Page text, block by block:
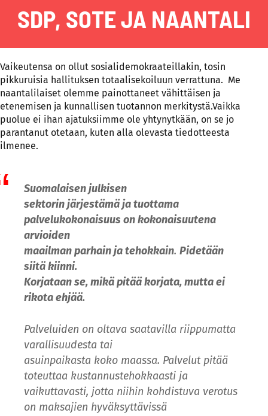
Haku:
SDP, SOTE JA NAANTALI
Vaikeutensa on ollut sosialidemokraateillakin, tosin
pikkuruisia hallituksen totaalisekoiluun verrattuna. Me
naantalilaiset olemme painottaneet vähittäisen ja
etenemisen ja kunnallisen tuotannon merkitystä.Vaikka
puolue ei ihan ajatuksiimme ole yhtynytkään, on se jo
parantanut otetaan, kuten alla olevasta tiedotteesta
ilmenee.
Suomalaisen julkisen
sektorin järjestämä ja tuottama
palvelukokonaisuus on kokonaisuutena
arvioiden
maailman parhain ja tehokkain. Pidetään
siitä kiinni.
Korjataan se, mikä pitää korjata, mutta ei
rikota ehjää.
Palveluiden on oltava saatavilla riippumatta
varallisuudesta tai
asuinpaikasta koko maassa. Palvelut pitää
toteuttaa kustannustehokkaasti ja
vaikuttavasti, jotta niihin kohdistuva verotus
on maksajien hyväksyttävissä